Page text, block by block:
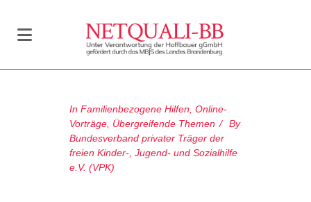
In Familienbezogene Hilfen Online-
Vorträge Übergreifende Themen
By
Bundesverband privater Träger der
freien Kinder-, Jugend- und Sozialhilfe
e.V. (VPK)